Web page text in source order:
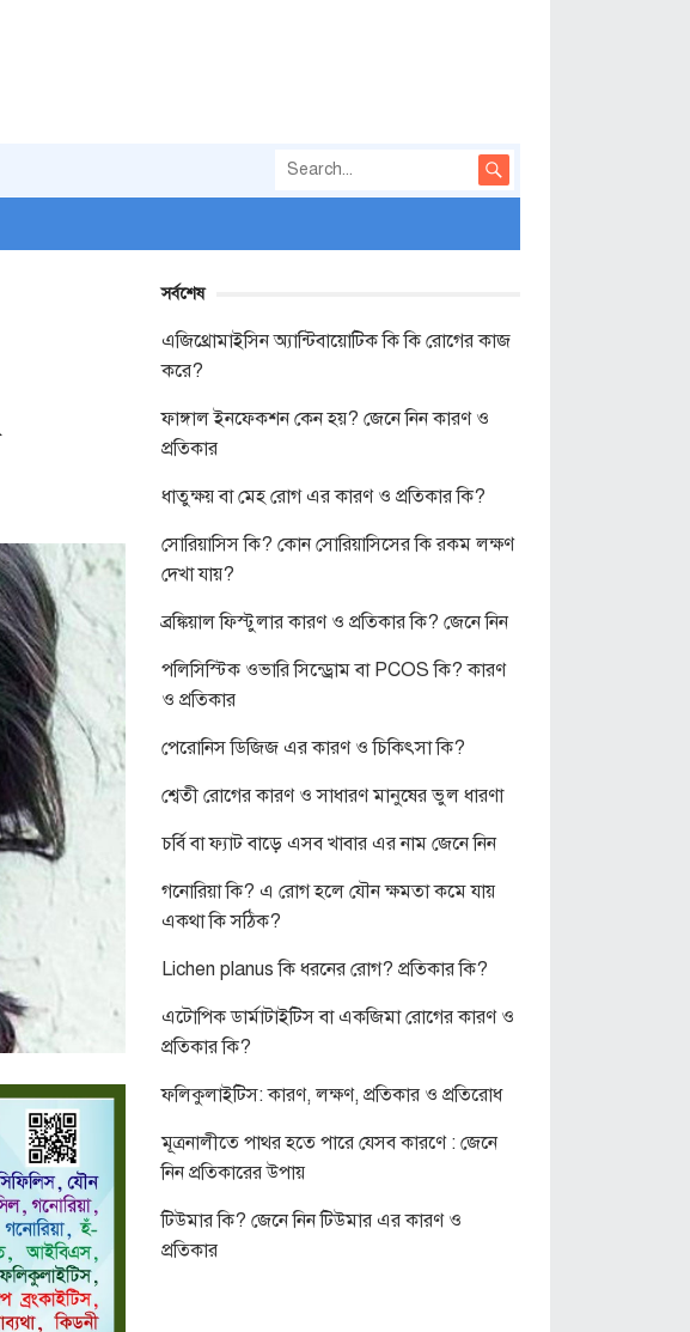
সর্বশেষ
এজিথ্রোমাইসিন অ্যান্টিবায়োটিক কি কি রোগের কাজ
করে?
ফাঙ্গাল ইনফেকশন কেন হয়? জেনে নিন কারণ ও
প্রতিকার
ধাতুক্ষয় বা মেহ রোগ এর কারণ ও প্রতিকার কি?
সোরিয়াসিস কি? কোন সোরিয়াসিসের কি রকম লক্ষণ
দেখা যায়?
ব্রঙ্কিয়াল ফিস্টুলার কারণ ও প্রতিকার কি? জেনে নিন
পলিসিস্টিক ওভারি সিন্ড্রোম বা PCOS কি? কারণ
ও প্রতিকার
পেরোনিস ডিজিজ এর কারণ ও চিকিৎসা কি?
শ্বেতী রোগের কারণ ও সাধারণ মানুষের ভুল ধারণা
চর্বি বা ফ্যাট বাড়ে এসব খাবার এর নাম জেনে নিন
গনোরিয়া কি? এ রোগ হলে যৌন ক্ষমতা কমে যায়
একথা কি সঠিক?
Lichen planus কি ধরনের রোগ? প্রতিকার কি?
এটোপিক ডার্মাটাইটিস বা একজিমা রোগের কারণ ও
প্রতিকার কি?
ফলিকুলাইটিস: কারণ, লক্ষণ, প্রতিকার ও প্রতিরোধ
মূত্রনালীতে পাথর হতে পারে যেসব কারণে : জেনে
নিন প্রতিকারের উপায়
টিউমার কি? জেনে নিন টিউমার এর কারণ ও
প্রতিকার